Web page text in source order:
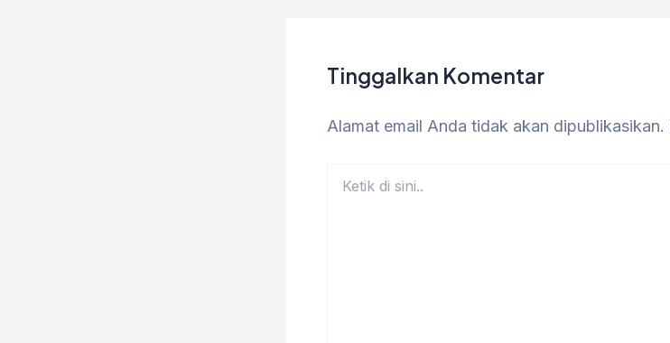
Tinggalkan Komentar
Alamat email Anda tidak akan dipublikasikan.